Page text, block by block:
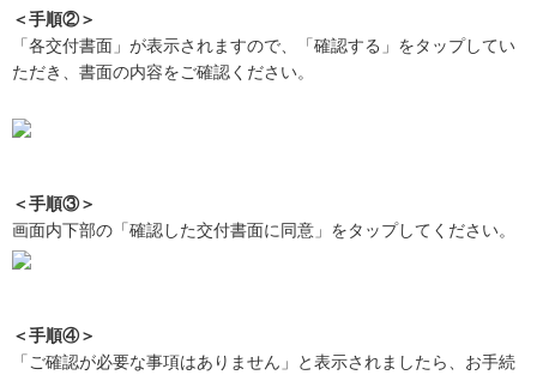
＜手順②＞
「各交付書面」が表示されますので、「確認する」をタップしてい
ただき、書面の内容をご確認ください。
＜手順③＞
画面内下部の「確認した交付書面に同意」をタップしてください。
＜手順④＞
「ご確認が必要な事項はありません」と表示されましたら、お手続